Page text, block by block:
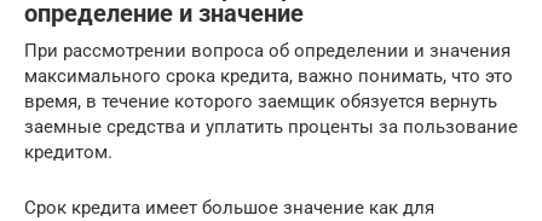
определение и значение
При рассмотрении вопроса об определении и значения
максимального срока кредита, важно понимать, что это
время, в течение которого заемщик обязуется вернуть
заемные средства и уплатить проценты за пользование
кредитом.
Срок кредита имеет большое значение как для